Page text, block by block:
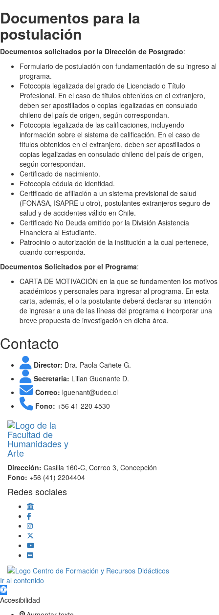
Documentos para la
postulación
Documentos solicitados por la Dirección de Postgrado:
Formulario de postulación con fundamentación de su ingreso al
programa.
Fotocopia legalizada del grado de Licenciado o Título
Profesional. En el caso de títulos obtenidos en el extranjero,
deben ser apostillados o copias legalizadas en consulado
chileno del país de origen, según correspondan.
Fotocopia legalizada de las calificaciones, incluyendo
información sobre el sistema de calificación. En el caso de
títulos obtenidos en el extranjero, deben ser apostillados o
copias legalizadas en consulado chileno del país de origen,
según correspondan.
Certificado de nacimiento.
Fotocopia cédula de identidad.
Certificado de afiliación a un sistema previsional de salud
(FONASA, ISAPRE u otro), postulantes extranjeros seguro de
salud y de accidentes válido en Chile.
Certificado No Deuda emitido por la División Asistencia
Financiera al Estudiante.
Patrocinio o autorización de la institución a la cual pertenece,
cuando corresponda.
Documentos Solicitados por el Programa:
CARTA DE MOTIVACIÓN en la que se fundamenten los motivos
académicos y personales para ingresar al programa. En esta
carta, además, el o la postulante deberá declarar su intención
de ingresar a una de las líneas del programa e incorporar una
breve propuesta de investigación en dicha área.
Contacto
Director: Dra. Paola Cañete G.
Secretaria: Lilian Guenante D.
Correo: lguenant@udec.cl
Fono: +56 41 220 4530
Dirección: Casilla 160-C, Correo 3, Concepción
Fono: +56 (41) 2204404
Redes sociales
Scroll
Up
Ir al contenido
Abrir barra de herramientas
Accesibilidad